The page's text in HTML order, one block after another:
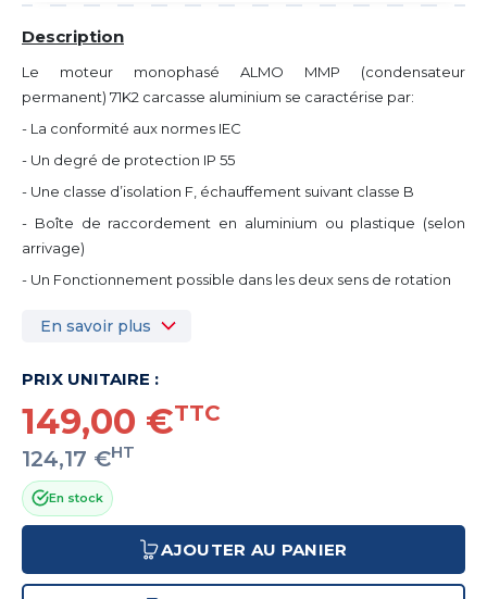
Description
Le moteur monophasé ALMO MMP (condensateur
permanent) 71K2 carcasse aluminium se caractérise par:
- La conformité aux normes IEC
- Un degré de protection IP 55
- Une classe d’isolation F, échauffement suivant classe B
- Boîte de raccordement en aluminium ou plastique (selon
arrivage)
- Un Fonctionnement possible dans les deux sens de rotation
En savoir plus
PRIX UNITAIRE :
149,00 €TTC
124,17 €HT
En stock
AJOUTER AU PANIER